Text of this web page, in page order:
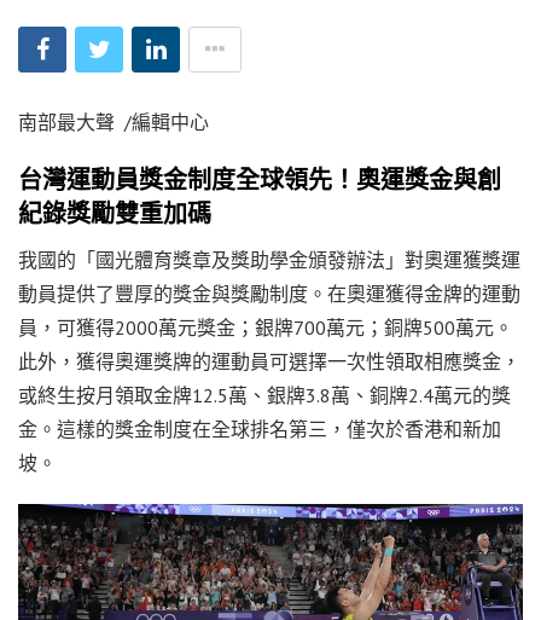
南部最大聲 /編輯中心
台灣運動員獎金制度全球領先！奧運獎金與創
紀錄獎勵雙重加碼
我國的「國光體育獎章及獎助學金頒發辦法」對奧運獲獎運
動員提供了豐厚的獎金與獎勵制度。在奧運獲得金牌的運動
員，可獲得2000萬元獎金；銀牌700萬元；銅牌500萬元。
此外，獲得奧運獎牌的運動員可選擇一次性領取相應獎金，
或終生按月領取金牌12.5萬、銀牌3.8萬、銅牌2.4萬元的獎
金。這樣的獎金制度在全球排名第三，僅次於香港和新加
坡。